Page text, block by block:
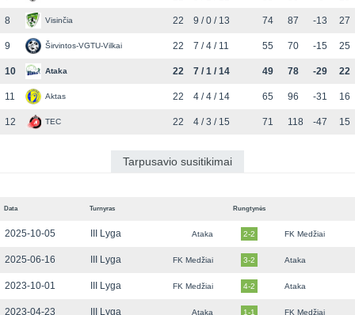
8 Visinčia 22 9 / 0 / 13 74 87 -13 27
9 Širvintos-VGTU-Vilkai 22 7 / 4 / 11 55 70 -15 25
10 Ataka 22 7 / 1 / 14 49 78 -29 22
11 Aktas 22 4 / 4 / 14 65 96 -31 16
12 TEC 22 4 / 3 / 15 71 118 -47 15
Tarpusavio susitikimai
Data Turnyras Rungtynės
2025-10-05 III Lyga Ataka 2-2 FK Medžiai
2025-06-16 III Lyga FK Medžiai 3-2 Ataka
2023-10-01 III Lyga FK Medžiai 4-2 Ataka
2023-04-23 III Lyga Ataka 1-1 FK Medžiai